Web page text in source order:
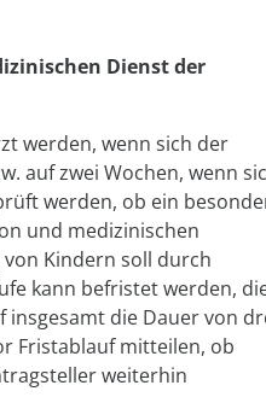
Dienst der
werden, wenn sich der
auf zwei Wochen, wenn
werden, ob ein
und medizinischen
Kindern soll durch
kann befristet werden,
die Dauer von
Fristablauf mitteilen, ob
weiterhin